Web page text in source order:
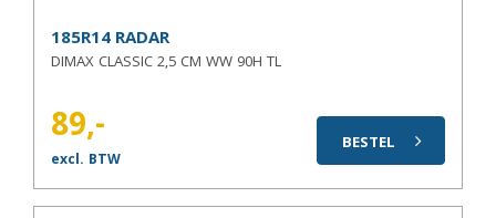
185R14 RADAR
DIMAX CLASSIC 2,5 CM WW 90H TL
89,-
excl. BTW
BESTEL